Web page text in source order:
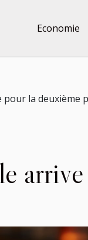
Economie
pour la deuxième